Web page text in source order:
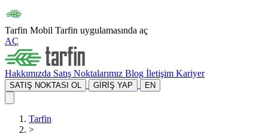
Tarfin Mobil Tarfin uygulamasında aç
AÇ
Hakkımızda Satış Noktalarımız Blog İletişim Kariyer
SATIŞ NOKTASI OL GİRİŞ YAP EN
Tarfin
>